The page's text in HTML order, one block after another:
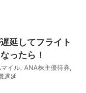
延してフライト
ったら！
イル, ANA株主優待券,
遅延